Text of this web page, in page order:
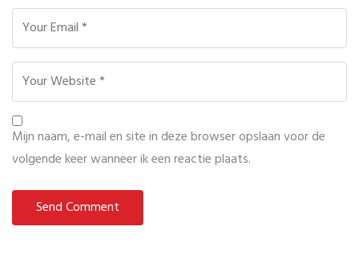
Mijn naam, e-mail en site in deze browser opslaan voor de
volgende keer wanneer ik een reactie plaats.